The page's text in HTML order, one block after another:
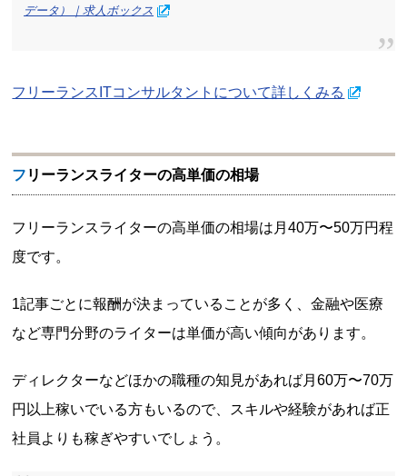
データ）｜求人ボックス
フリーランスITコンサルタントについて詳しくみる
フリーランスライターの高単価の相場
フリーランスライターの高単価の相場は月40万〜50万円程
度です。
1記事ごとに報酬が決まっていることが多く、金融や医療
など専門分野のライターは単価が高い傾向があります。
ディレクターなどほかの職種の知見があれば月60万〜70万
円以上稼いでいる方もいるので、スキルや経験があれば正
社員よりも稼ぎやすいでしょう。